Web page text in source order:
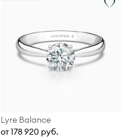
Lyre Balance
от 178 920 руб.